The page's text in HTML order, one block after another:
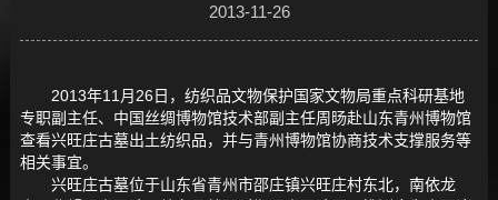
2013-11-26
2013年11月26日，纺织品文物保护国家文物局重点科研基地
专职副主任、中国丝绸博物馆技术部副主任周旸赴山东青州博物馆
查看兴旺庄古墓出土纺织品，并与青州博物馆协商技术支撑服务等
相关事宜。
兴旺庄古墓位于山东省青州市邵庄镇兴旺庄村东北，南依龙